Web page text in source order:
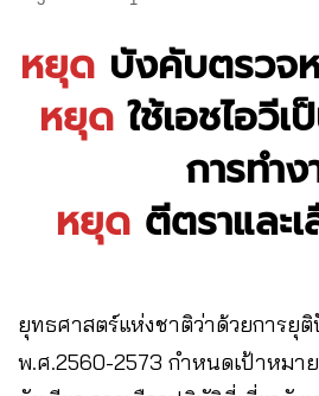
หยุด บังคับตรวจห
หยุดใช้เอชไอวีเ
การทำง
หยุดตีตราและ
ยุทธศาสตร์แห่งชาติว่าด้วยการยุ
พ.ศ.2560-2573 กำหนดเป้าหมา